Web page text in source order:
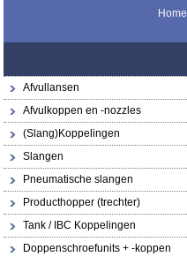
Home
Afvullansen
Afvulkoppen en -nozzles
(Slang)Koppelingen
Slangen
Pneumatische slangen
Producthopper (trechter)
Tank / IBC Koppelingen
Doppenschroefunits + -koppen